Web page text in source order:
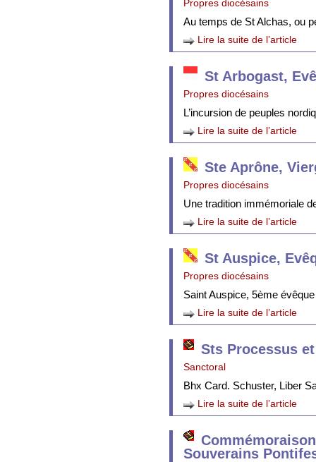
Propres diocésains
Au temps de St Alchas, ou
Lire la suite de l’article
St Arbogast,
Propres diocésains
L’incursion de peuples
Lire la suite de l’article
Ste Aprône,
Propres diocésains
Une tradition immémoriale
Lire la suite de l’article
St Auspice,
Propres diocésains
Saint Auspice, 5ème
Lire la suite de l’article
Sts Processus
Sanctoral
Bhx Card. Schuster, Liber
Lire la suite de l’article
Souverains